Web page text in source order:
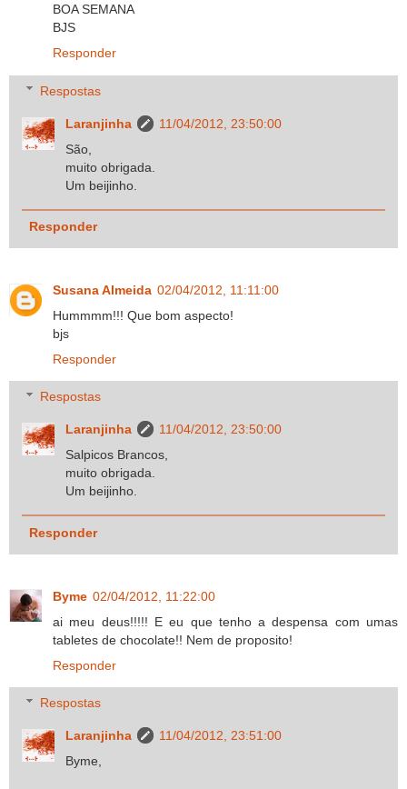
BOA SEMANA
BJS
Responder
Respostas
Laranjinha
11/04/2012, 23:50:00
São,
muito obrigada.
Um beijinho.
Responder
Susana Almeida 02/04/2012, 11:11:00
Hummmm!!! Que bom aspecto!
bjs
Responder
Respostas
Laranjinha
11/04/2012, 23:50:00
Salpicos Brancos,
muito obrigada.
Um beijinho.
Responder
Byme 02/04/2012, 11:22:00
ai meu deus!!!!! E eu que tenho a despensa com umas
tabletes de chocolate!! Nem de proposito!
Responder
Respostas
Laranjinha
11/04/2012, 23:51:00
Byme,